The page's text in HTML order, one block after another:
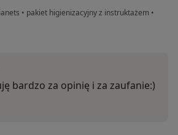
• pakiet higienizacyjny z instruktażem •
bardzo za opinię i za zaufanie:)